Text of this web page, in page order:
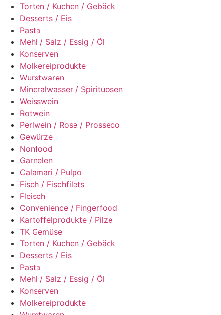
Torten / Kuchen / Gebäck
Desserts / Eis
Pasta
Mehl / Salz / Essig / Öl
Konserven
Molkereiprodukte
Wurstwaren
Mineralwasser / Spirituosen
Weisswein
Rotwein
Perlwein / Rose / Prosseco
Gewürze
Nonfood
Garnelen
Calamari / Pulpo
Fisch / Fischfilets
Fleisch
Convenience / Fingerfood
Kartoffelprodukte / Pilze
TK Gemüse
Torten / Kuchen / Gebäck
Desserts / Eis
Pasta
Mehl / Salz / Essig / Öl
Konserven
Molkereiprodukte